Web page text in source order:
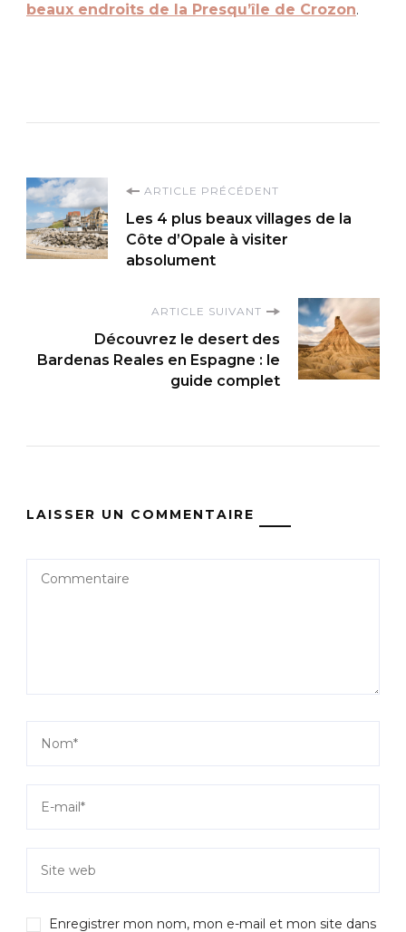
beaux endroits de la Presqu’île de Crozon.
Navigation
d'article
ARTICLE PRÉCÉDENT
Les 4 plus beaux villages de la
Côte d’Opale à visiter
absolument
ARTICLE SUIVANT
Découvrez le desert des
Bardenas Reales en Espagne : le
guide complet
LAISSER UN COMMENTAIRE
Enregistrer mon nom, mon e-mail et mon site dans